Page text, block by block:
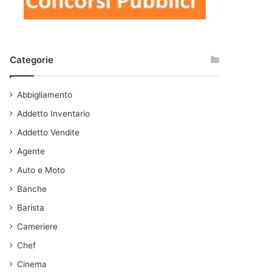
Categorie
Abbigliamento
Addetto Inventario
Addetto Vendite
Agente
Auto e Moto
Banche
Barista
Cameriere
Chef
Cinema